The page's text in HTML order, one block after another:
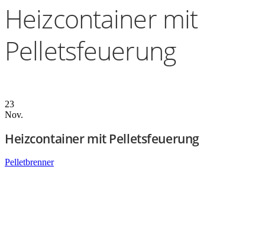
Heizcontainer mit
Pelletsfeuerung
23
Nov.
Heizcontainer mit Pelletsfeuerung
Pelletbrenner